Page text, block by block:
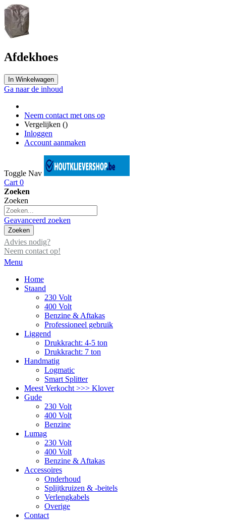
Afdekhoes
In Winkelwagen
Ga naar de inhoud
Neem contact met ons op
Vergelijken ()
Inloggen
Account aanmaken
Toggle Nav
Cart 0
Zoeken
Zoeken
Geavanceerd zoeken
Zoeken
Advies nodig?
Neem contact op!
Menu
Home
Staand
230 Volt
400 Volt
Benzine & Aftakas
Professioneel gebruik
Liggend
Drukkracht: 4-5 ton
Drukkracht: 7 ton
Handmatig
Logmatic
Smart Splitter
Meest Verkocht >>> Klover
Gude
230 Volt
400 Volt
Benzine
Lumag
230 Volt
400 Volt
Benzine & Aftakas
Accessoires
Onderhoud
Splijtkruizen & -beitels
Verlengkabels
Overige
Contact